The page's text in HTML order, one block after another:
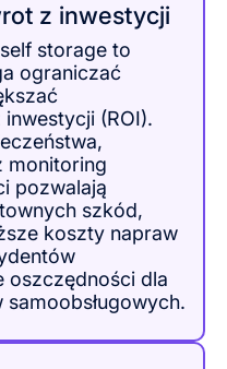
z inwestycji
storage to
ograniczać
(ROI).
monitoring
pozwalają
szkód,
koszty napraw
oszczędności dla